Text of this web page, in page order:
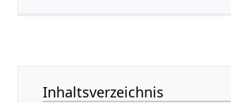
Inhaltsverzeichnis